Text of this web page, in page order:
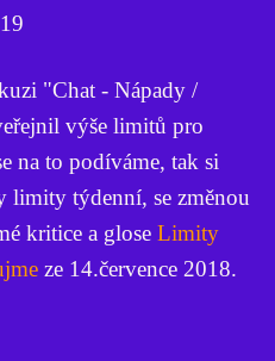
"Chat - Nápady /
výše limitů pro
na to podíváme, tak si
limity týdenní, se změnou
kritice a glose Limity
ze 14.července 2018.